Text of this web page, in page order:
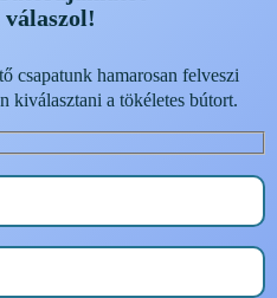
csapatunk hamarosan felveszi
kiválasztani a tökéletes bútort.